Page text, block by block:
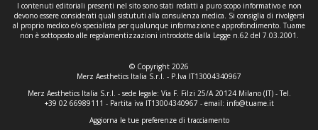
I contenuti editoriali presenti nel sito sono stati redatti a puro scopo informativo e non
devono essere considerati quali sistututi alla consulenza medica. Si consiglia di rivolgersi
al proprio medico e/o specialista per qualunque informazione e approfondimento. Tuame
non è sottoposto alle regolamentizzazioni introdotte dalla Legge n.62 del 7.03.2001.
© Copyright 2026
Merz Aesthetics Italia S.r.l. - P.Iva IT13004340967
Merz Aesthetics Italia S.r.l. - sede legale: Via F. Filzi 25/A 20124 Milano (IT) - Tel.
+39 02 66989111 - Partita iva IT13004340967 - email: info@tuame.it
Aggiorna le tue preferenze di tracciamento